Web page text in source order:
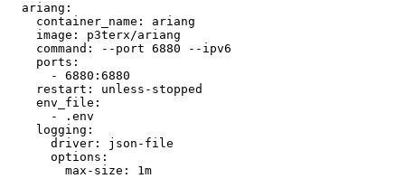
  ariang:
    container_name: ariang
    image: p3terx/ariang
    command: --port 6880 --ipv6
    ports:
      - 6880:6880
    restart: unless-stopped
    env_file:
      - .env
    logging:
      driver: json-file
      options: